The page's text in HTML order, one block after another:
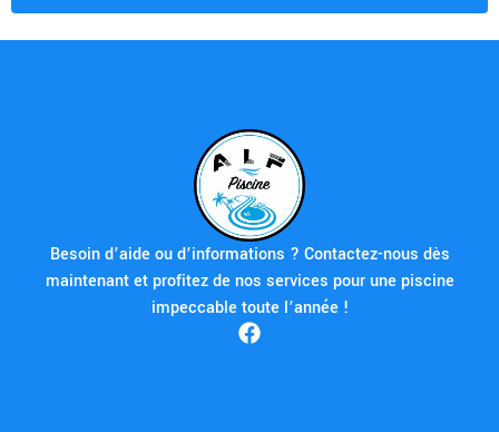
Besoin d’aide ou d’informations ? Contactez-nous dès
maintenant et profitez de nos services pour une piscine
impeccable toute l’année !